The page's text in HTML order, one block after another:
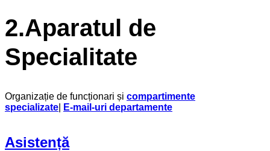
2.Aparatul de
Specialitate
Organizație de funcționari și compartimente
specializate
E-mail-uri departamente
Asistență